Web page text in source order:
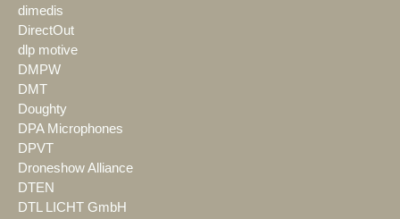
dimedis
DirectOut
dlp motive
DMPW
DMT
Doughty
DPA Microphones
DPVT
Droneshow Alliance
DTEN
DTL LICHT GmbH